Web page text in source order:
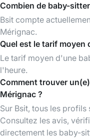
Combien de baby-
Bsit compte
Mérignac.
Quel est le tarif moyen
Le tarif moyen d'une
l'heure.
Comment trouver
Mérignac ?
Sur Bsit, tous les
Consultez les avis,
directement les baby-